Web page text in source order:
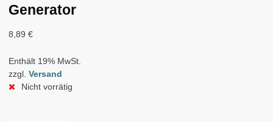
Generator
8,89 €
Enthält 19% MwSt.
zzgl. Versand
Nicht vorrätig